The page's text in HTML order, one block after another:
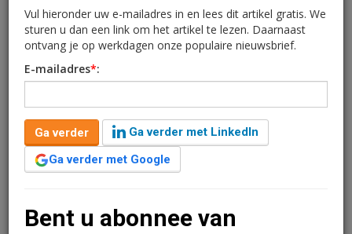
WDP trekt nieuwe huurder
aan voor DC The Bay in
Breda
Kimberly Camu
9 juni 2021 om 08:44
5 jaar geleden aangepast
2 minuten leestijd
WDP heeft een huurcontract afgesloten met Brouwerij
“DC The Bay” te Breda. Het gehele complex bestaat uit
Vul hieronder uw e-mailadres in en lees dit artikel gratis. We
sturen u dan een link om het artikel te lezen. Daarnaast
ontvang je op werkdagen onze populaire nieuwsbrief.
E-mailadres*:
Ga verder
Ga verder met LinkedIn
Ga verder met Google
Bent u abonnee van